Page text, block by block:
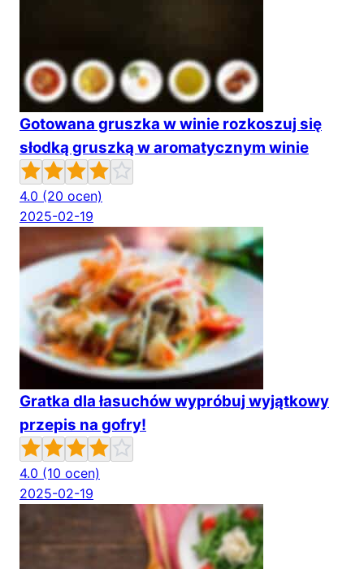
Gotowana gruszka w winie rozkoszuj się
słodką gruszką w aromatycznym winie
4.0 (20 ocen)
2025-02-19
Gratka dla łasuchów wypróbuj wyjątkowy
przepis na gofry!
4.0 (10 ocen)
2025-02-19